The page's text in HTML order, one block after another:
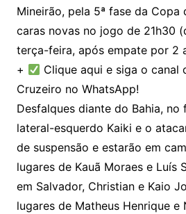
Mineirão, pela 5ª fase da Copa
caras novas no jogo de 21h30
terça-feira, após empate por 2
+
Clique aqui e siga o canal
Cruzeiro no WhatsApp!
Desfalques diante do Bahia, no
lateral-esquerdo Kaiki e o
de suspensão e estarão em
lugares de Kauã Moraes e Luís
em Salvador, Christian e Kaio
lugares de Matheus Henrique e